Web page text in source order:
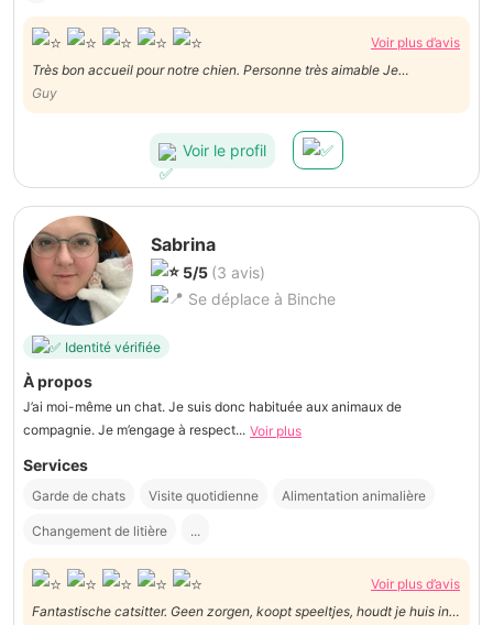
Voir plus d’avis
Très bon accueil pour notre chien. Personne très aimable Je
recommande sans la moindre hésitation.
Guy
Voir le profil
Sabrina
5/5 (3 avis)
Se déplace à Binche
Identité vérifiée
À propos
J’ai moi-même un chat. Je suis donc habituée aux animaux de
compagnie. Je m’engage à respect... Voir plus
Services
Garde de chats Visite quotidienne Alimentation animalière
Changement de litière ...
Voir plus d’avis
Fantastische catsitter. Geen zorgen, koopt speeltjes, houdt je huis in